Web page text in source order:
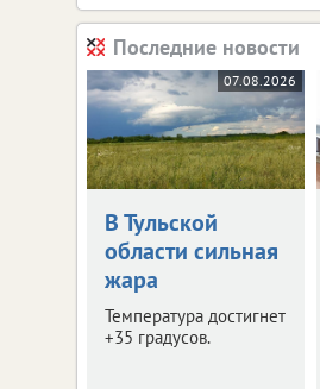
Последние новости
07.08.2026
В Тульской
области сильная
жара
Температура достигнет
+35 градусов.